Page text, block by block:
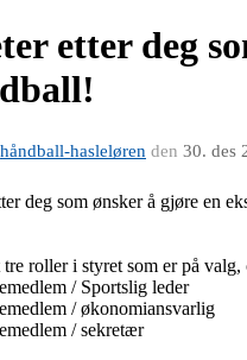
etter deg
håndball-hasleløren den 30. des
deg som ønsker å gjøre en
tre roller i styret som er på
/ Sportslig leder
/ økonomiansvarlig
/ sekretær